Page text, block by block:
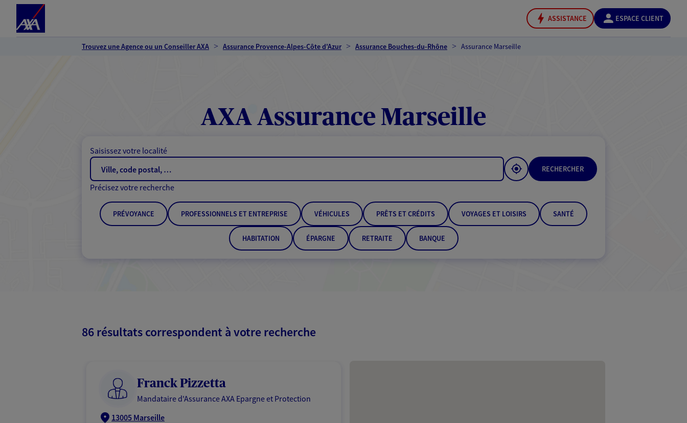
ASSISTANCE ESPACE CLIENT
Trouvez une Agence ou un Conseiller AXA Assurance Provence-Alpes-Côte d'Azur Assurance Bouches-du-Rhône Assurance Marseille
AXA Assurance Marseille
Saisissez votre localité
RECHERCHER
Précisez votre recherche
PRÉVOYANCE PROFESSIONNELS ET ENTREPRISE VÉHICULES PRÊTS ET CRÉDITS VOYAGES ET LOISIRS SANTÉ
HABITATION ÉPARGNE RETRAITE BANQUE
86 résultats correspondent à votre recherche
Franck Pizzetta
Mandataire d'Assurance AXA Epargne et Protection
13005 Marseille